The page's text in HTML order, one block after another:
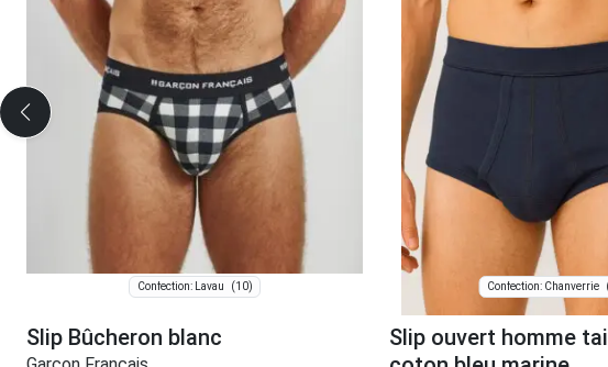
Confection: Lavau (10)
Slip Bûcheron blanc
Confection: Chanverrie
Slip ouvert homme